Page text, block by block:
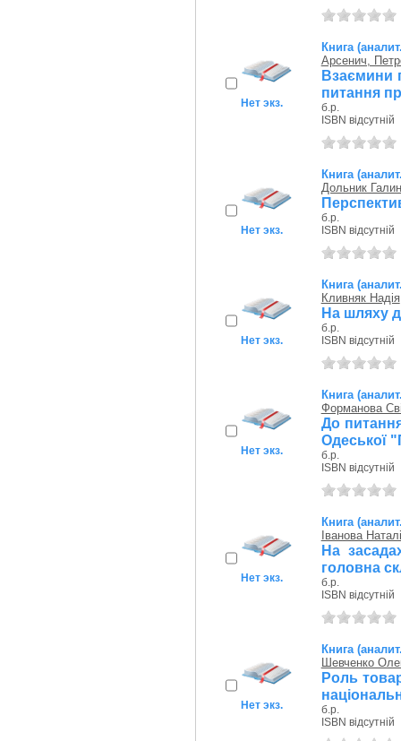
Нет экз.
Книга
Арсенич,
Взаємини
питання
б.р.
ISBN відсутній
Нет экз.
Книга
Дольник
б.р.
ISBN відсутній
Нет экз.
Книга
Кливняк Надія
На шляху
б.р.
ISBN відсутній
Нет экз.
Книга
Форманова
До
Одеської
б.р.
ISBN відсутній
Нет экз.
Книга
Іванова
На
головна
б.р.
ISBN відсутній
Нет экз.
Книга
Шевченко
Роль
б.р.
ISBN відсутній